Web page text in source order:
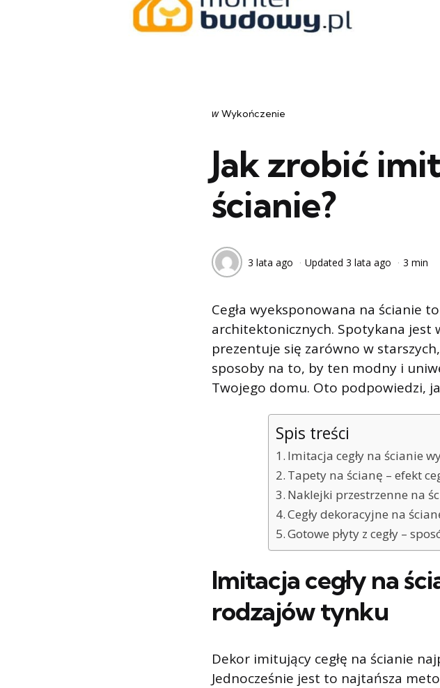
Categories
post
w Wykończenie
Jak zrobić
ścianie?
3 lata ago Updated 3 lata ago 3 min
Cegła wyeksponowana na ścianie
architektonicznych. Spotykana
prezentuje się zarówno w
sposoby na to, by ten modny i
Twojego domu. Oto podpowiedzi,
Spis treści
Imitacja cegły na ścianie
Tapety na ścianę – efekt
Naklejki przestrzenne na
Cegły dekoracyjne na
Gotowe płyty z cegły –
Imitacja cegły na
rodzajów tynku
Dekor imitujący cegłę na ścianie
Jednocześnie jest to najtańsza